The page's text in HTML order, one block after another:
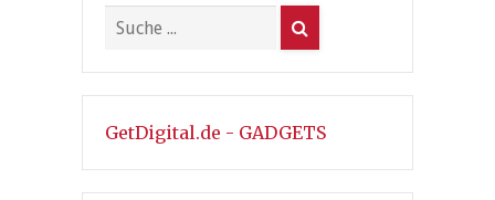
GetDigital.de - GADGETS